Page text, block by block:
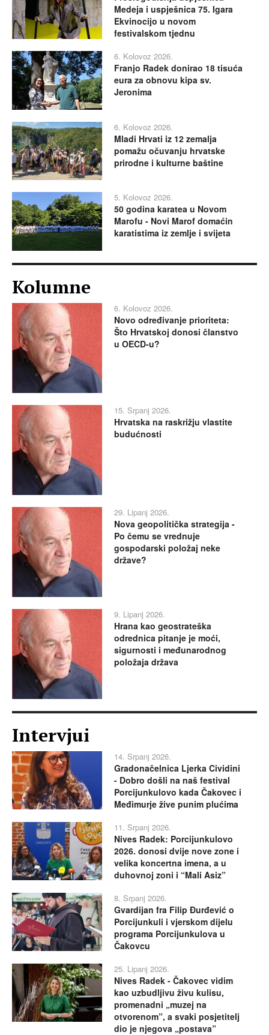
Medeja i uspješnica 75. Igara
Ekvinocijo u novom
festivalskom tjednu
6. Kolovoz 2026.
Franjo Radek donirao 18 tisuća
eura za obnovu kipa sv.
Jeronima
6. Kolovoz 2026.
Mladi Hrvati iz 12 zemalja
pomažu očuvanju hrvatske
prirodne i kulturne baštine
5. Kolovoz 2026.
50 godina karatea u Novom
Marofu - Novi Marof domaćin
karatistima iz zemlje i svijeta
Kolumne
6. Kolovoz 2026.
Novo određivanje prioriteta:
Što Hrvatskoj donosi članstvo
u OECD-u?
15. Srpanj 2026.
Hrvatska na raskrižju vlastite
budućnosti
29. Lipanj 2026.
Nova geopolitička strategija -
Po čemu se vrednuje
gospodarski položaj neke
države?
9. Lipanj 2026.
Hrana kao geostrateška
odrednica pitanje je moći,
sigurnosti i međunarodnog
položaja država
Intervjui
14. Srpanj 2026.
Gradonačelnica Ljerka Cividini
- Dobro došli na naš festival
Porcijunkulovo kada Čakovec i
Međimurje žive punim plućima
11. Srpanj 2026.
Nives Radek: Porcijunkulovo
2026. donosi dvije nove zone i
velika koncertna imena, a u
duhovnoj zoni i “Mali Asiz”
8. Srpanj 2026.
Gvardijan fra Filip Đurđević o
Porcijunkuli i vjerskom dijelu
programa Porcijunkulova u
Čakovcu
25. Lipanj 2026.
Nives Radek - Čakovec vidim
kao uzbudljivu živu kulisu,
promenadni „muzej na
otvorenom”, a svaki posjetitelj
dio je njegova „postava”